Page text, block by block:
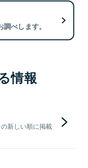
べします。
情報
新しい順に掲載